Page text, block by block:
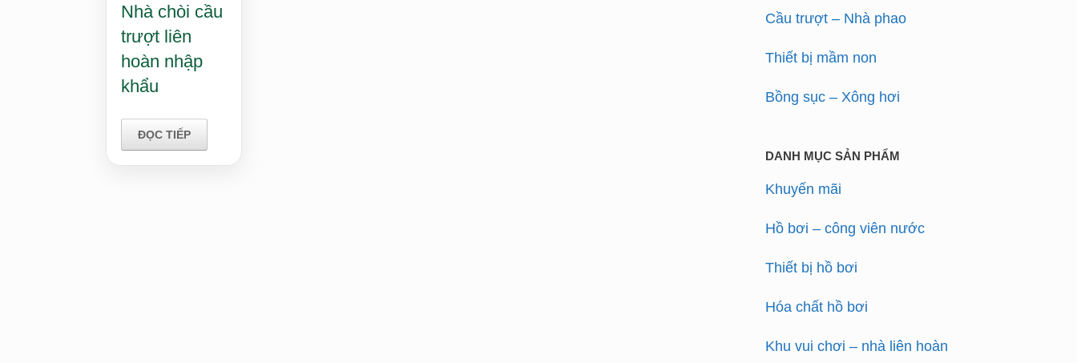
Nhà chòi cầu
trượt liên
hoàn nhập
khẩu
ĐỌC TIẾP
Cầu trượt – Nhà phao
Thiết bị mầm non
Bồng sục – Xông hơi
DANH MỤC SẢN PHẨM
Khuyến mãi
Hồ bơi – công viên nước
Thiết bị hồ bơi
Hóa chất hồ bơi
Khu vui chơi – nhà liên hoàn